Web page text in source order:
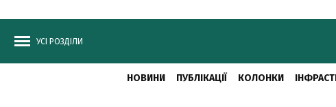
УСІ РОЗДІЛИ
НОВИНИ ПУБЛІКАЦІЇ КОЛОНКИ